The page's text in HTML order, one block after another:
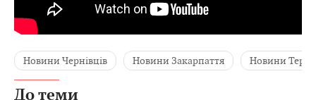
Новини Чернівців Новини Закарпаття Новини
До теми